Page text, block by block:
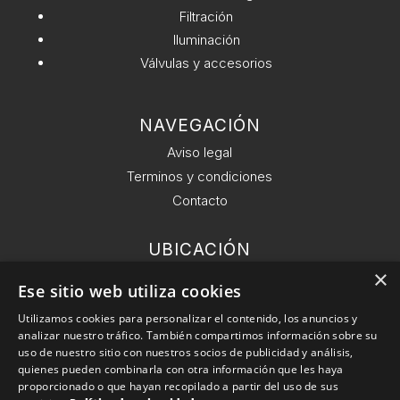
Filtración
Iluminación
Válvulas y accesorios
NAVEGACIÓN
Aviso legal
Terminos y condiciones
Contacto
UBICACIÓN
Barcelona.
EMAIL
info@conekta.es
×
Ese sitio web utiliza cookies
Utilizamos cookies para personalizar el contenido, los anuncios y
analizar nuestro tráfico. También compartimos información sobre su
uso de nuestro sitio con nuestros socios de publicidad y análisis,
quienes pueden combinarla con otra información que les haya
proporcionado o que hayan recopilado a partir del uso de sus